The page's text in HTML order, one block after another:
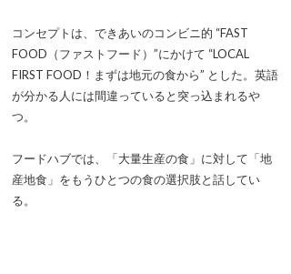
コンセプトは、できあいのコンビニ的 “FAST
FOOD（ファストフード）”にかけて “LOCAL
FIRST FOOD！まずは地元の食から” とした。英語
が分かる人には間違っていると突っ込まれるや
つ。
フードハブでは、「大量生産の食」に対して「地
産地食」をもうひとつの食の選択肢と話してい
る。